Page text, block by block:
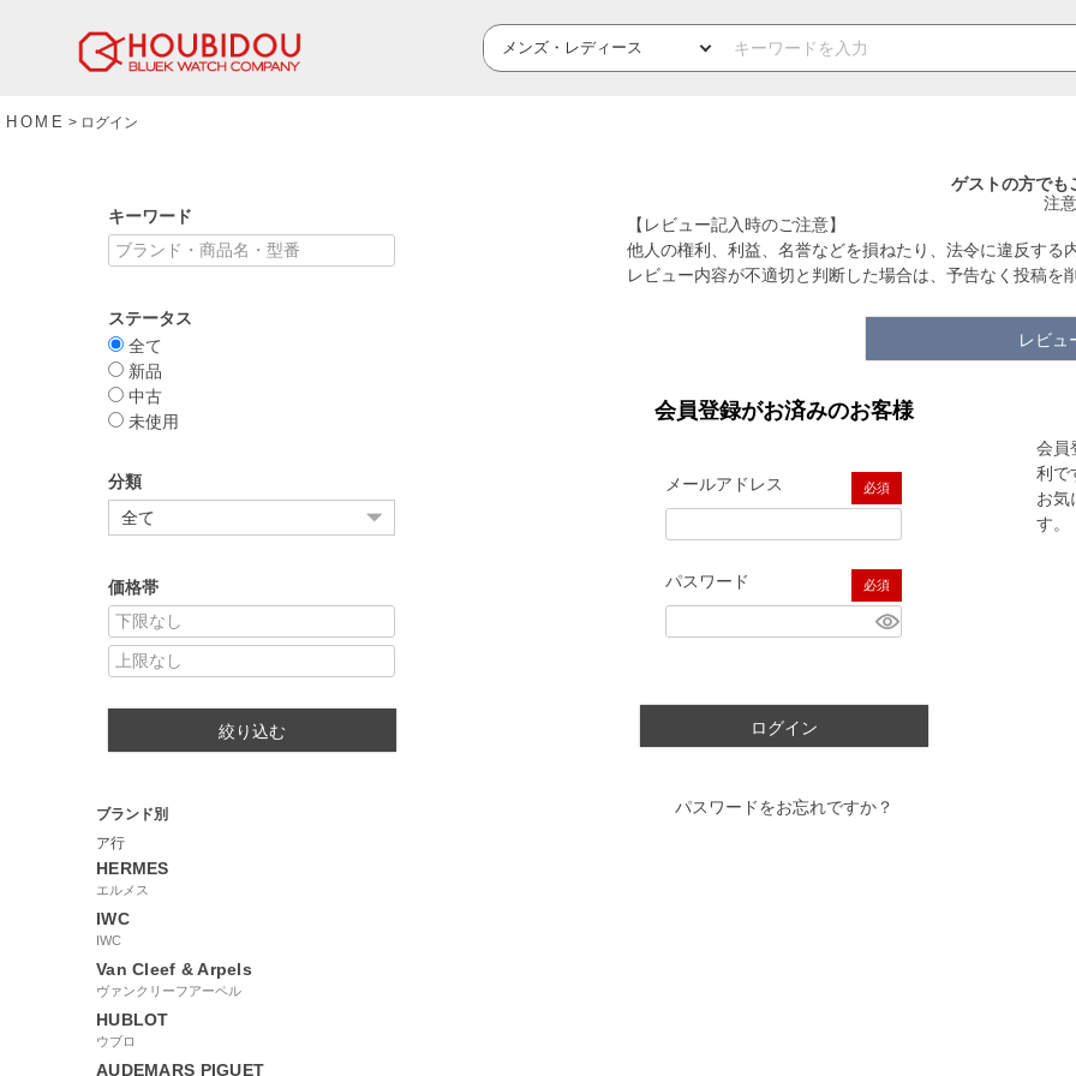
HOME ログイン
キーワード
ステータス
全て
新品
中古
未使用
分類
価格帯
絞り込む
ブランド別
ア行
HERMES
エルメス
IWC
IWC
Van Cleef & Arpels
ヴァンクリーフアーペル
HUBLOT
ウブロ
AUDEMARS PIGUET
ゲストの方でも
注
【レビュー記入時のご注意】
他人の権利、利益、名誉などを損ねたり、法令に違反す
レビュー内容が不適切と判断した場合は、予告なく投稿を
レビュ
会員登録がお済みのお客様
メールアドレス
(必須)
パスワード
(必須)
ログイン
パスワードをお忘れですか？
会員
利で
お気
す。